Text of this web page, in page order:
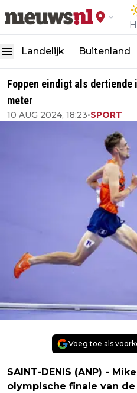
Landelijk Buitenland
Foppen eindigt als
meter
10 AUG 2024, 18:23•SPORT
Voeg toe als
SAINT-DENIS (ANP) -
olympische finale van